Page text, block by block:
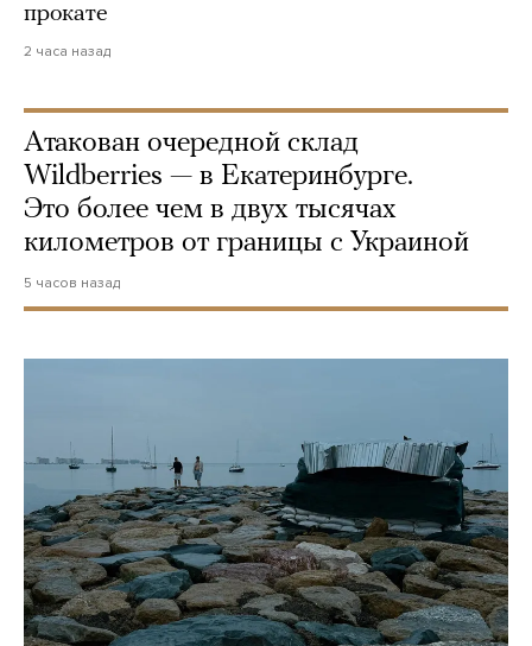
прокате
2 часа назад
Атакован очередной склад
Wildberries — в Екатеринбурге.
Это более чем в двух тысячах
километров от границы с Украиной
5 часов назад